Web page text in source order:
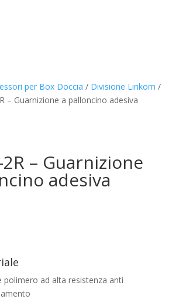
per Box Doccia / Divisione Linkom /
– Guarnizione a palloncino adesiva
– Guarnizione
adesiva
polimero ad alta resistenza anti